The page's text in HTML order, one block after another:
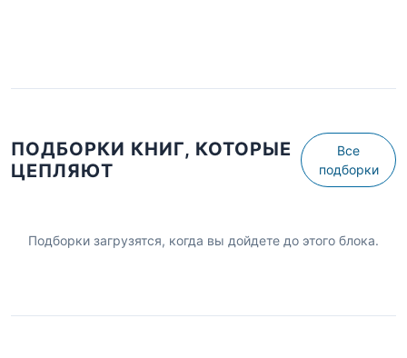
ПОДБОРКИ КНИГ, КОТОРЫЕ
ЦЕПЛЯЮТ
Все
подборки
Подборки загрузятся, когда вы дойдете до этого блока.